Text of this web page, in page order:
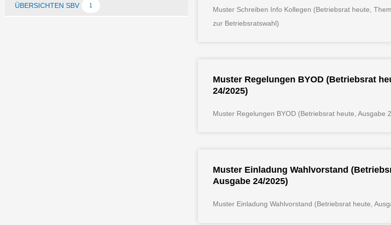
ÜBERSICHTEN SBV 1
Muster Schreiben Info Kollegen (Betriebsrat heute,
zur Betriebsratswahl)
Muster Regelungen BYOD (Betriebsrat
24/2025)
Muster Regelungen BYOD (Betriebsrat heute, Ausgabe
Muster Einladung Wahlvorstand
Ausgabe 24/2025)
Muster Einladung Wahlvorstand (Betriebsrat heute,